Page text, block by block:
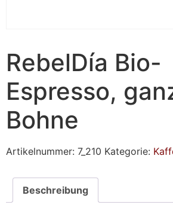
RebelDía Bio-
Espresso,
Bohne
Artikelnummer: 7_210 Kategorie:
Beschreibung